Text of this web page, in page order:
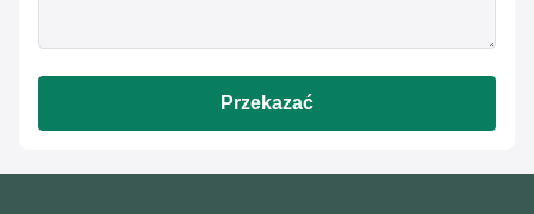
Przekazać